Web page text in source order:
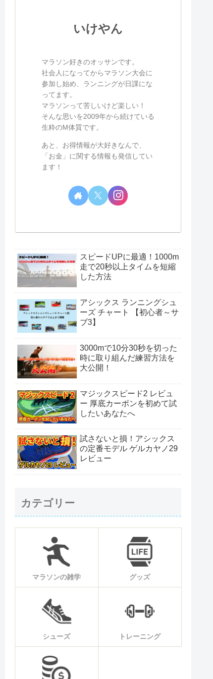
いけやん
マラソン好きのオッサンです。
社会人になってからマラソン大会に
参加し始め、ランニングが日課にな
ってます。
マラソンって苦しいけど楽しい！
そんな思いを2009年から続けている
生粋のM体質です。
あと、お得情報が大好きなんで、
「お金」に関する情報も発信してい
ます！
スピードUPに最適！1000m
走で20秒以上タイムを短縮
した方法
アシックス ランニングシュ
ーズ チャート 【初心者～サ
ブ3】
3000mで10分30秒を切った
時に取り組んだ練習方法を
大公開！
マジックスピード2 レビュ
ー 厚底カーボンを初めて試
したいあなたへ
試さないと損！アシックス
の定番モデル ゲルカヤノ29
レビュー
カテゴリー
マラソンの雑学 グッズ
シューズ トレーニング